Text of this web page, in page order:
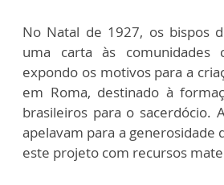
No Natal de 1927, os bispos
uma carta às comunidades
expondo os motivos para a
em Roma, destinado à
brasileiros para o sacerdócio.
apelavam para a generosidade
este projeto com recursos